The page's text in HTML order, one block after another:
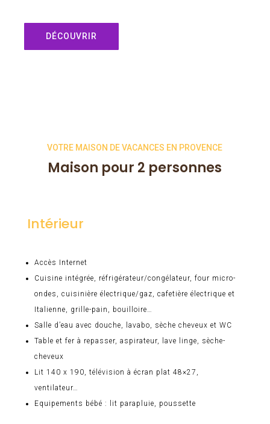
DÉCOUVRIR
VOTRE MAISON DE VACANCES EN PROVENCE
Maison pour 2 personnes
Intérieur
Accès Internet
Cuisine intégrée, réfrigérateur/congélateur, four micro-
ondes, cuisinière électrique/gaz, cafetière électrique et
Italienne, grille-pain, bouilloire…
Salle d’eau avec douche, lavabo, sèche cheveux et WC
Table et fer à repasser, aspirateur, lave linge, sèche-
cheveux
Lit 140 x 190, télévision à écran plat 48×27,
ventilateur…
Equipements bébé : lit parapluie, poussette